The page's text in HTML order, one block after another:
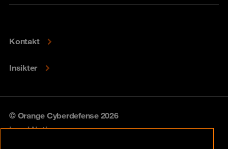
Kontakt
Insikter
© Orange Cyberdefense 2026
Legal Notice